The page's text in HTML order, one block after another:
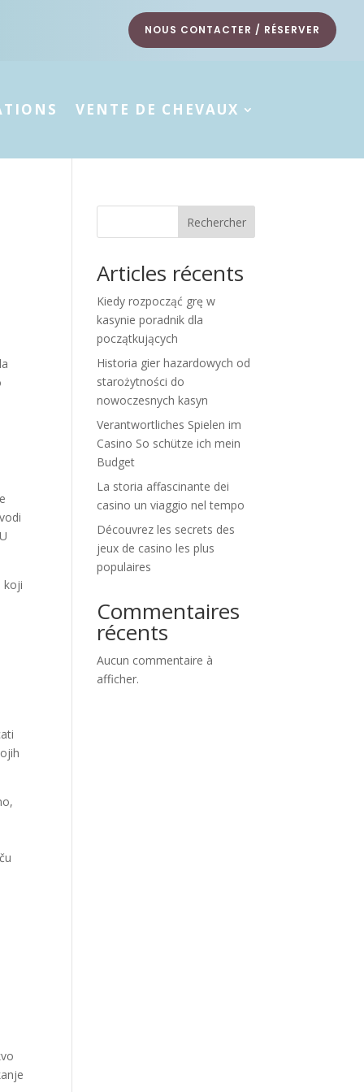
NOUS CONTACTER / RÉSERVER
VENTE DE CHEVAUX
koji
Rechercher
Articles récents
Kiedy rozpocząć grę w
kasynie poradnik dla
początkujących
Historia gier hazardowych od
starożytności do
nowoczesnych kasyn
Verantwortliches Spielen im
Casino So schütze ich mein
Budget
La storia affascinante dei
casino un viaggio nel tempo
Découvrez les secrets des
jeux de casino les plus
populaires
Commentaires
récents
Aucun commentaire à
afficher.